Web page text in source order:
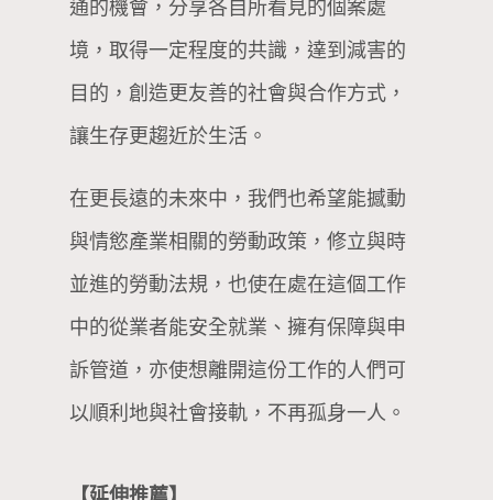
通的機會，分享各自所看見的個案處
境，取得一定程度的共識，達到減害的
目的，創造更友善的社會與合作方式，
讓生存更趨近於生活。
在更長遠的未來中，我們也希望能撼動
與情慾產業相關的勞動政策，修立與時
並進的勞動法規，也使在處在這個工作
中的從業者能安全就業、擁有保障與申
訴管道，亦使想離開這份工作的人們可
以順利地與社會接軌，不再孤身一人。